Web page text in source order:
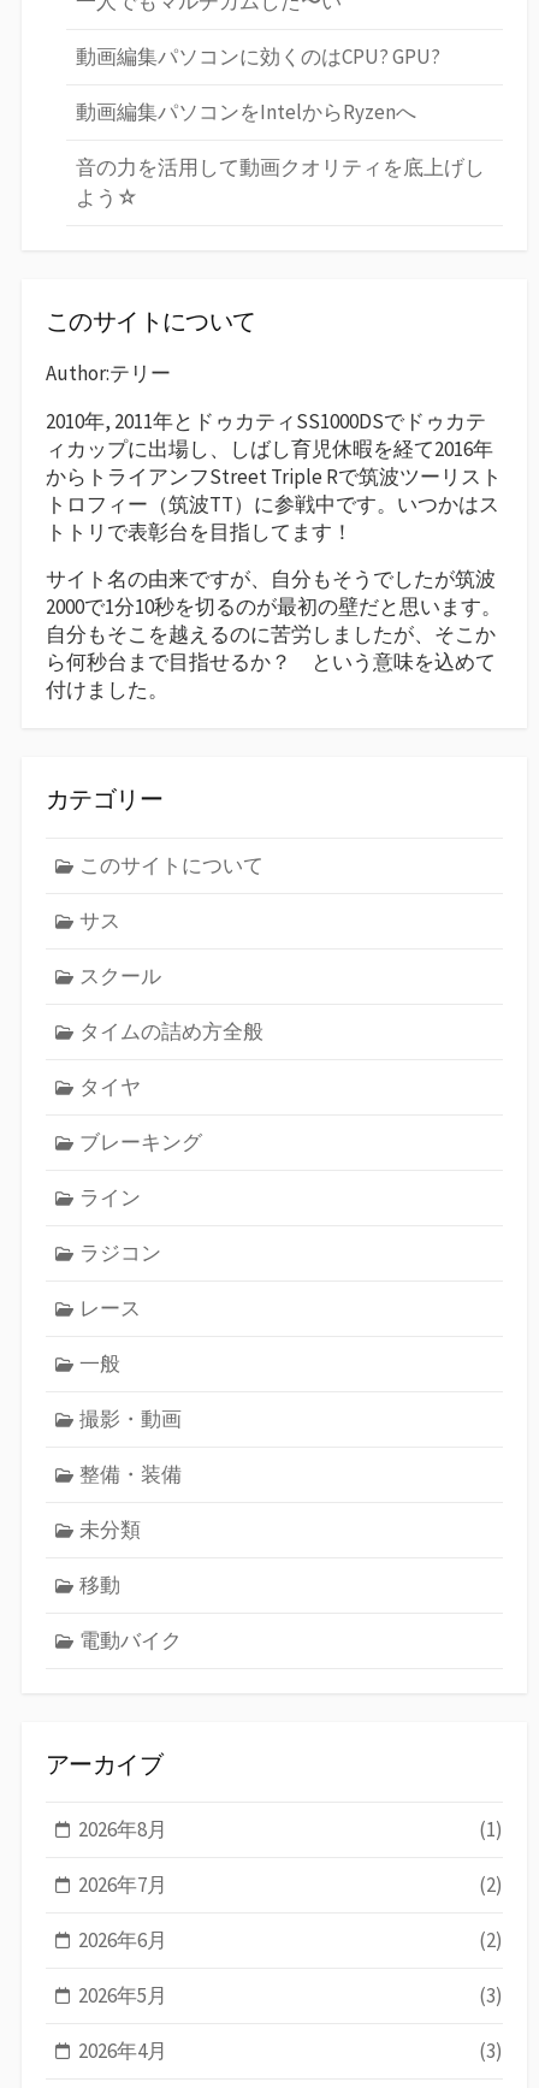
動画編集パソコンに効くのはCPU? GPU?
動画編集パソコンをIntelからRyzenへ
音の力を活用して動画クオリティを底上げし
よう☆
このサイトについて
Author:テリー
2010年, 2011年とドゥカティSS1000DSでドゥカテ
ィカップに出場し、しばし育児休暇を経て2016年
からトライアンフStreet Triple Rで筑波ツーリスト
トロフィー（筑波TT）に参戦中です。いつかはス
トトリで表彰台を目指してます！
サイト名の由来ですが、自分もそうでしたが筑波
2000で1分10秒を切るのが最初の壁だと思います。
自分もそこを越えるのに苦労しましたが、そこか
ら何秒台まで目指せるか？ という意味を込めて
付けました。
カテゴリー
このサイトについて
サス
スクール
タイムの詰め方全般
タイヤ
ブレーキング
ライン
ラジコン
レース
一般
撮影・動画
整備・装備
未分類
移動
電動バイク
アーカイブ
2026年8月 (1)
2026年7月 (2)
2026年6月 (2)
2026年5月 (3)
2026年4月 (3)